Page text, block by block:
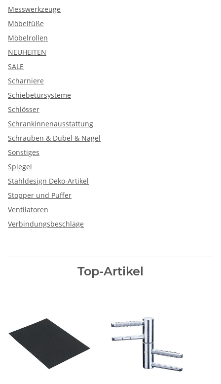
Messwerkzeuge
Möbelfüße
Möbelrollen
NEUHEITEN
SALE
Scharniere
Schiebetürsysteme
Schlösser
Schrankinnenausstattung
Schrauben & Dübel & Nägel
Sonstiges
Spiegel
Stahldesign Deko-Artikel
Stopper und Puffer
Ventilatoren
Verbindungsbeschläge
Top-Artikel